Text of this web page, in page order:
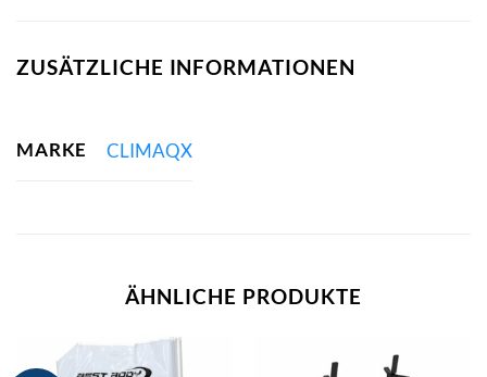
ZUSÄTZLICHE INFORMATIONEN
MARKE CLIMAQX
ÄHNLICHE PRODUKTE